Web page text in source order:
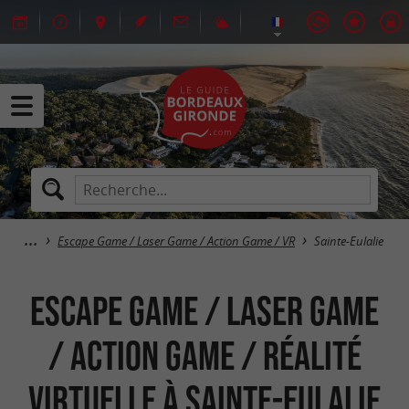
Escape Game / Laser Game / Action Game / VR Sainte-Eulalie
Escape Game / Laser Game
/ Action Game / Réalité
Virtuelle à Sainte-Eulalie